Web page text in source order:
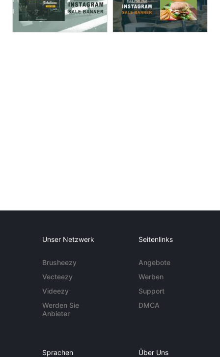
Unser Netzwerk
Brusheezy
Vecteezy
Videezy
Werden Sie
Anbieter
Seitenlinks
Angebote
Werben
Support
DMCA
Sprachen Über Uns